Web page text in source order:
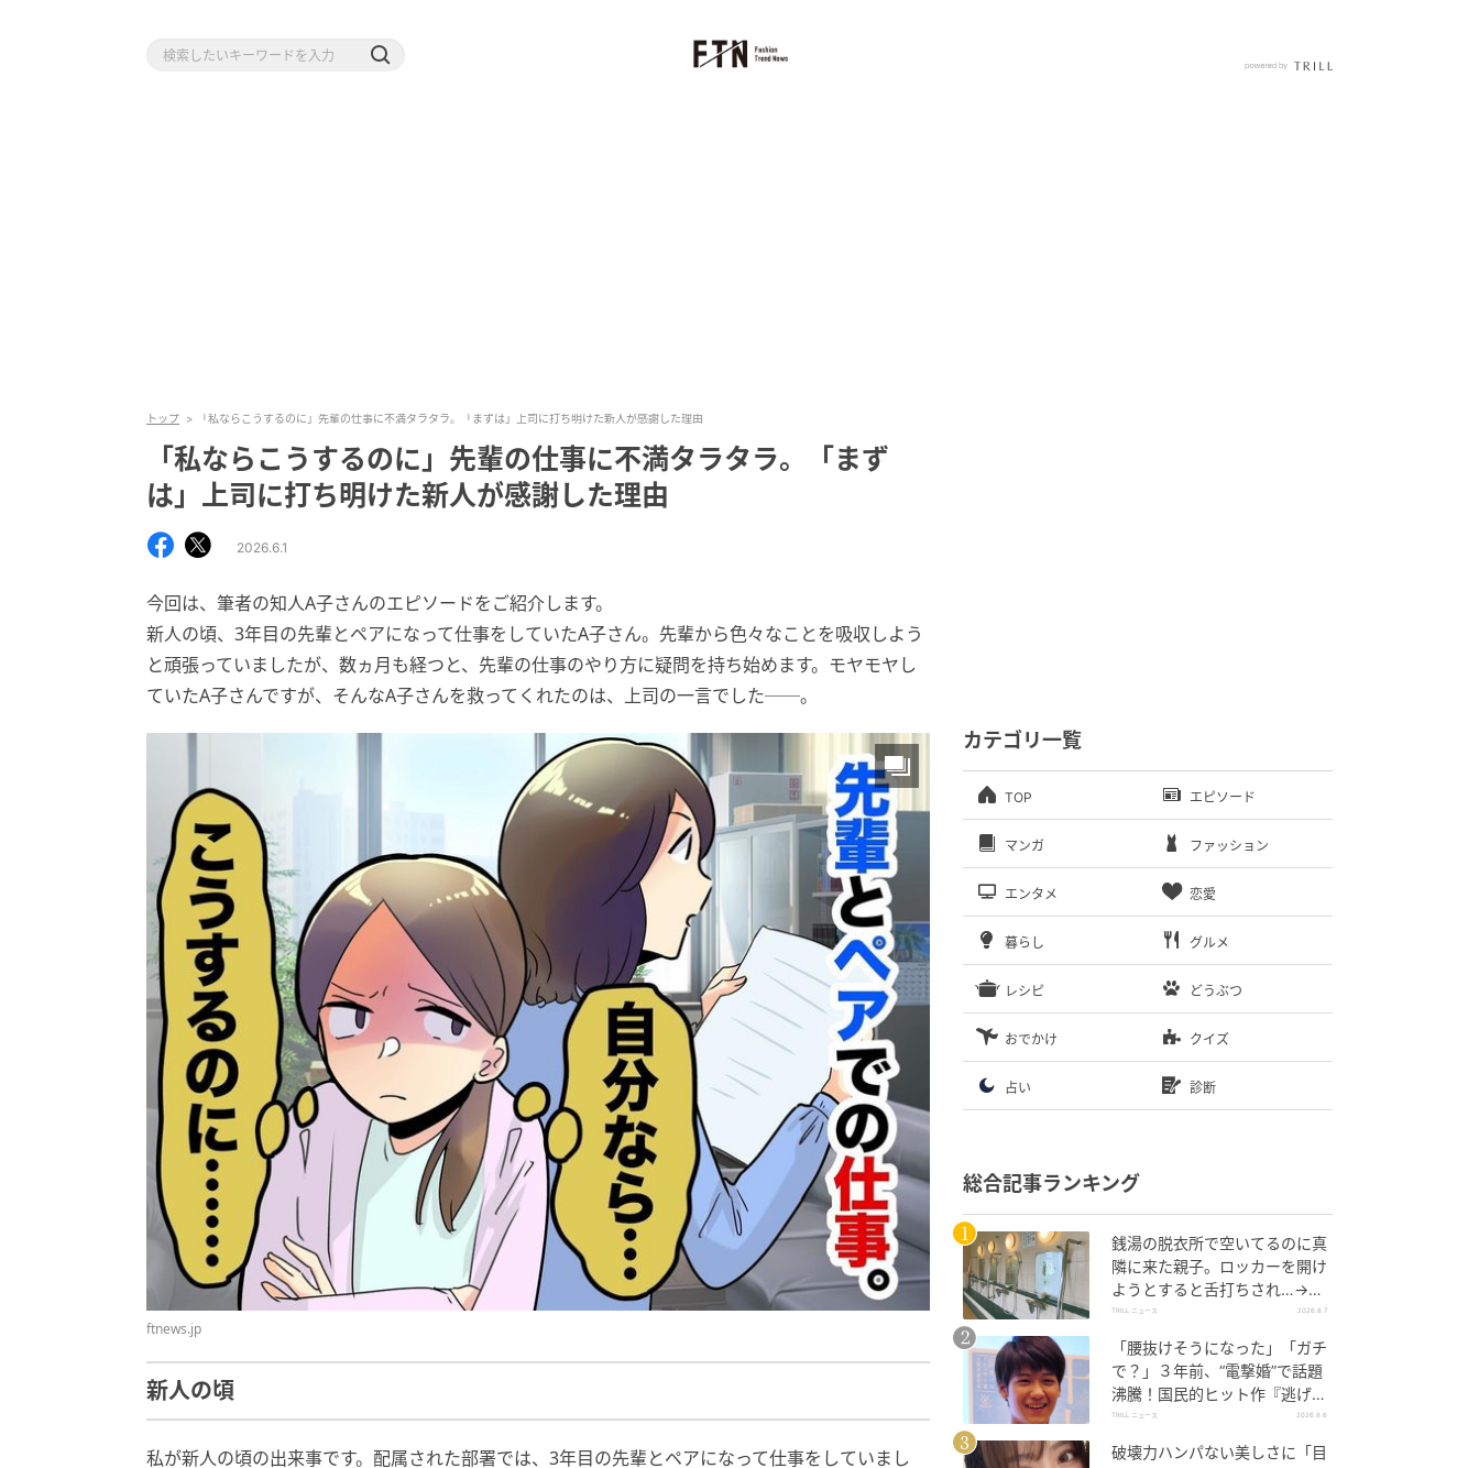
トップ 「私ならこうするのに」先輩の仕事に不満タラタラ。「まずは」上司に打ち明けた新人が感謝した理由
「私ならこうするのに」先輩の仕事に不満タラタラ。「まず
は」上司に打ち明けた新人が感謝した理由
2026.6.1
今回は、筆者の知人A子さんのエピソードをご紹介します。
新人の頃、3年目の先輩とペアになって仕事をしていたA子さん。先輩から色々なことを吸収しよう
と頑張っていましたが、数ヵ月も経つと、先輩の仕事のやり方に疑問を持ち始めます。モヤモヤし
ていたA子さんですが、そんなA子さんを救ってくれたのは、上司の一言でした──。
ftnews.jp
新人の頃
私が新人の頃の出来事です。配属された部署では、3年目の先輩とペアになって仕事をしていまし
カテゴリ一覧
TOP エピソード
マンガ ファッション
エンタメ 恋愛
暮らし グルメ
レシピ どうぶつ
おでかけ クイズ
占い 診断
総合記事ランキング
銭湯の脱衣所で空いてるのに真
隣に来た親子。ロッカーを開け
ようとすると舌打ちされ…→直
後、娘の放った“純粋な一言”に
TRILL ニュース 2026.8.7
「腰抜けそうになった」「ガチ
で？」３年前、“電撃婚”で話題
沸騰！国民的ヒット作『逃げ
恥』で異彩放った【国宝級イケ
TRILL ニュース 2026.8.6
破壊力ハンパない美しさに「目